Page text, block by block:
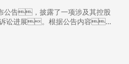
告，披露了一项涉及其控股
讼进展。根据公告内容，
开发商娱美德的一个上诉请